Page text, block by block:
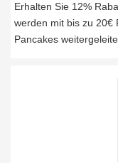
Erhalten Sie 12%
werden mit bis zu 20€
Pancakes